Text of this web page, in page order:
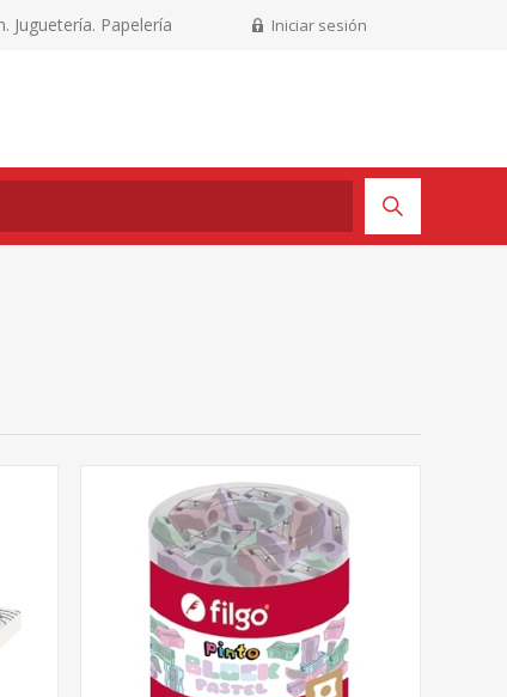
Juguetería. Papelería Iniciar sesión